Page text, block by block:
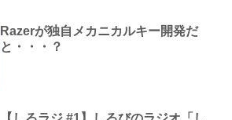
Razerが独自メカニカルキー開発だ
と・・・？